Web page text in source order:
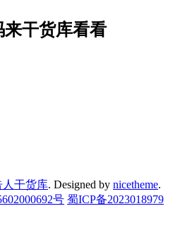
干货库看看
人干货库. Designed by nicetheme.
号 蜀ICP备2023018979